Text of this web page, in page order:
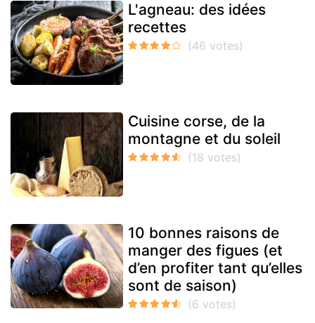
L'agneau: des idées
recettes
Cuisine corse, de la
montagne et du soleil
10 bonnes raisons de
manger des figues (et
d’en profiter tant qu’elles
sont de saison)